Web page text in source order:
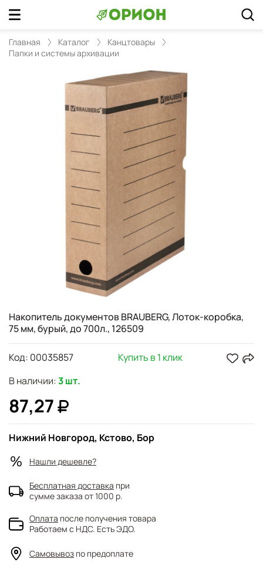
Главная Каталог
Канцтовары
Папки и системы архивации
Накопитель документов BRAUBERG, Лоток-коробка,
75 мм, бурый, до 700л., 126509
В наличии:3 шт.
87,27
Код: 00035857 Купить в 1 клик
Нижний Новгород, Кстово, Бор
Нашли дешевле?
Бесплатная доставка при
сумме заказа от 1000 р.
Оплата после получения товара
Работаем с НДС. Есть ЭДО.
Самовывоз по предоплате